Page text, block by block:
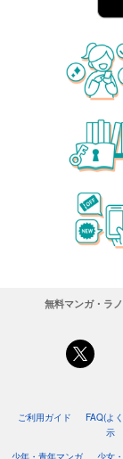
無料マンガ・ラ
ご利用ガイド FAQ(よ
示